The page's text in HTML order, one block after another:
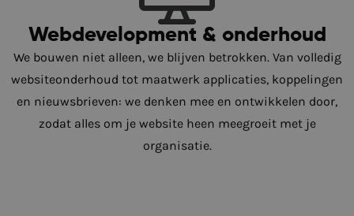
Webdevelopment & onderhoud
We bouwen niet alleen, we blijven betrokken. Van volledig
websiteonderhoud tot maatwerk applicaties, koppelingen
en nieuwsbrieven: we denken mee en ontwikkelen door,
zodat alles om je website heen meegroeit met je
organisatie.